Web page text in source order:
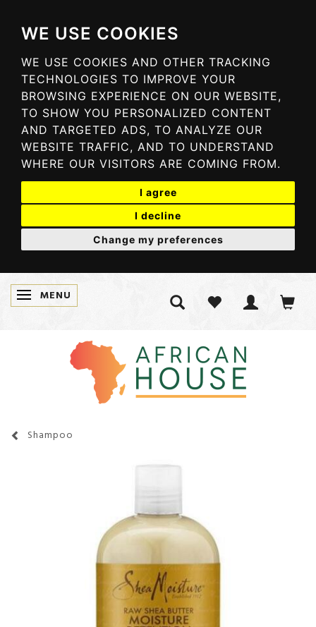
WE USE COOKIES
WE USE COOKIES AND OTHER TRACKING
TECHNOLOGIES TO IMPROVE YOUR
BROWSING EXPERIENCE ON OUR WEBSITE,
TO SHOW YOU PERSONALIZED CONTENT
AND TARGETED ADS, TO ANALYZE OUR
WEBSITE TRAFFIC, AND TO UNDERSTAND
WHERE OUR VISITORS ARE COMING FROM.
I agree
I decline
Change my preferences
SKIFTE NAVIGATION
MENU
Shampoo